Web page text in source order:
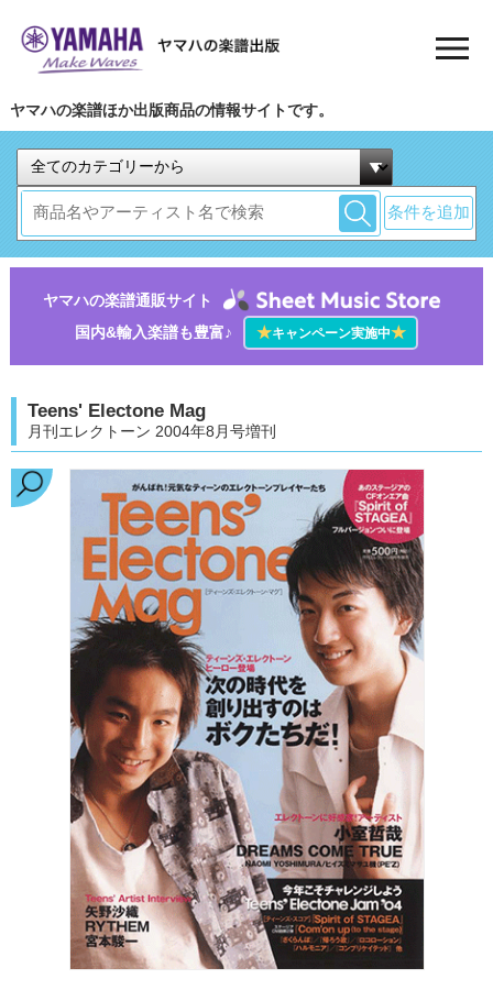
ヤマハの楽譜ほか出版商品の情報サイトです。
条件を追加
ヤマハの楽譜通販サイト
国内&輸入楽譜も豊富♪
★キャンペーン実施中★
Teens' Electone Mag
月刊エレクトーン 2004年8月号増刊